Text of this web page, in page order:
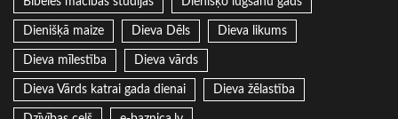
Dienišķā maize Dieva Dēls Dieva likums
Dieva mīlestība Dieva vārds
Dieva Vārds katrai gada dienai Dieva žēlastība